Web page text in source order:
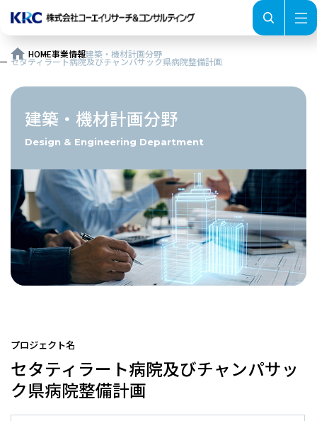
HOME
事業情報
採用情報
お知らせ
English
HOME事業情報建築・機材計画分野
セタティラート病院及びチャンパサック県病院整備計画
建築・機材計画分野
セタティラート病院及びチャンパサッ
ク県病院整備計画